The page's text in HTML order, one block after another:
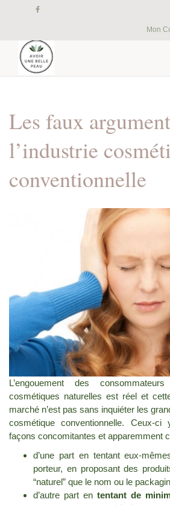
Mon
Les faux
l’industrie
conventionnelle
L’engouement des
cosmétiques naturelles est réel et
marché n’est pas sans inquiéter les
cosmétique conventionnelle. Ceux-
façons concomitantes et apparemment
d’une part en tentant eux-
porteur, en proposant des
“naturel” que le nom ou le
d’autre part en tentant de